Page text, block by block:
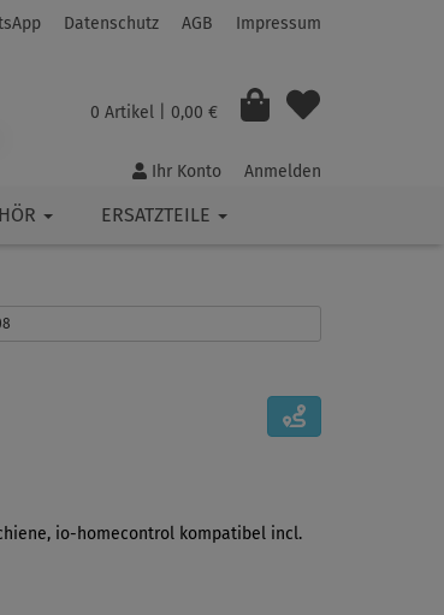
Datenschutz AGB Impressum
0 Artikel | 0,00 €
Ihr Konto Anmelden
ERSATZTEILE
io-homecontrol kompatibel incl.